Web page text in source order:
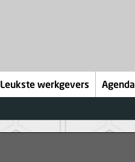
Leukste werkgevers Agenda